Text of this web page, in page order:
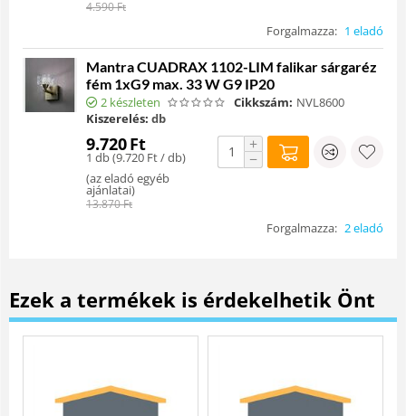
4.590Ft
Forgalmazza: 1 eladó
Mantra CUADRAX 1102-LIM falikar sárgaréz
fém 1xG9 max. 33 W G9 IP20
2 készleten Cikkszám: NVL8600
Kiszerelés: db
9.720Ft
1 db (9.720 Ft/ db)
(az eladó egyéb
ajánlatai)
13.870Ft
+
−
Forgalmazza: 2 eladó
Ezek a termékek is érdekelhetik Önt